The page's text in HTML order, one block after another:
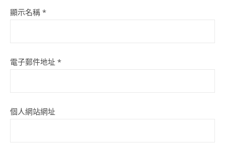
顯示名稱 *
電子郵件地址 *
個人網站網址